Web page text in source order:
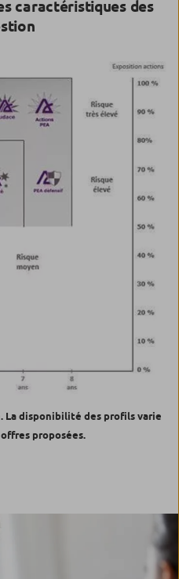
caractéristiques des
La disponibilité des profils varie
proposées.